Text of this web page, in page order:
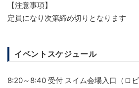
【注意事項】
定員になり次第締め切りとなります
イベントスケジュール
8:20～8:40 受付 スイム会場入口（ロビ